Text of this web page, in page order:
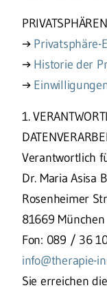
→ Privatsphäre-
→ Historie der
→
1.
Verantwortlich
Dr. Maria Asisa
Rosenheimer
81669 München
Fon: 089 / 36
info@therapie-
Sie erreichen